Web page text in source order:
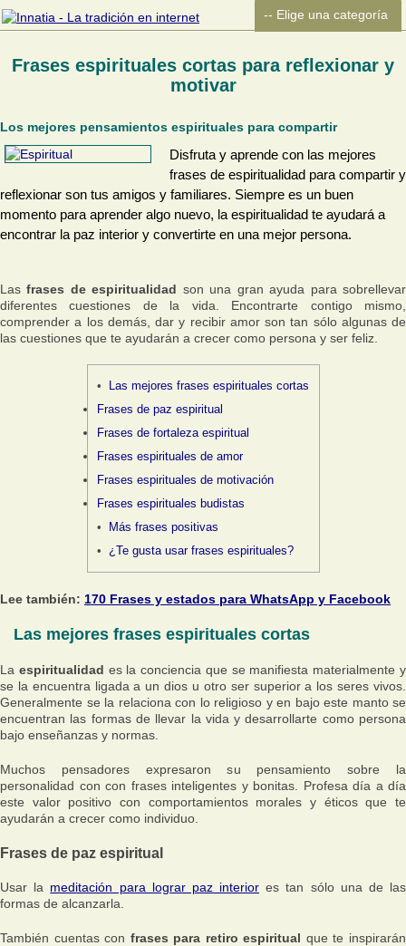
Frases espirituales cortas para reflexionar y
motivar
Los mejores pensamientos espirituales para compartir
Disfruta y aprende con las mejores
frases de espiritualidad para compartir y
reflexionar son tus amigos y familiares. Siempre es un buen
momento para aprender algo nuevo, la espiritualidad te ayudará a
encontrar la paz interior y convertirte en una mejor persona.
Lasfrases de espiritualidad son una gran ayuda para sobrellevar
diferentes cuestiones de la vida. Encontrarte contigo mismo,
comprender a los demás, dar y recibir amor son tan sólo algunas de
las cuestiones que te ayudarán a crecer como persona y ser feliz.
Las mejores frases espirituales cortas
Frases de paz espiritual
Frases de fortaleza espiritual
Frases espirituales de amor
Frases espirituales de motivación
Frases espirituales budistas
Más frases positivas
¿Te gusta usar frases espirituales?
Lee también: 170 Frases y estados para WhatsApp y Facebook
Las mejores frases espirituales cortas
La espiritualidad es la conciencia que se manifiesta materialmente y
se la encuentra ligada a un dios u otro ser superior a los seres vivos.
Generalmente se la relaciona con lo religioso y en bajo este manto se
encuentran las formas de llevar la vida y desarrollarte como persona
bajo enseñanzas y normas.
Muchos pensadores expresaron su pensamiento sobre la
personalidad con con frases inteligentes y bonitas. Profesa día a día
este valor positivo con comportamientos morales y éticos que te
ayudarán a crecer como individuo.
Frases de paz espiritual
Usar la meditación para lograr paz interior es tan sólo una de las
formas de alcanzarla.
También cuentas con frases para retiro espiritual que te inspirarán